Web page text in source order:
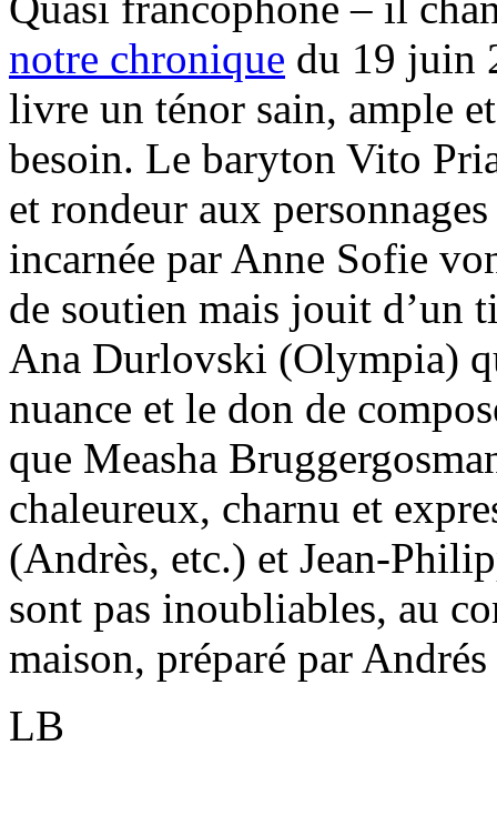
notre chronique du 19 juin
livre un ténor sain, ample
besoin. Le baryton Vito
et rondeur aux
incarnée par Anne Sofie
de soutien mais jouit d’un
Ana Durlovski (Olympia)
nuance et le don de
que Measha
chaleureux, charnu et
(Andrès, etc.) et Jean-
sont pas inoubliables, au
maison, préparé par
LB